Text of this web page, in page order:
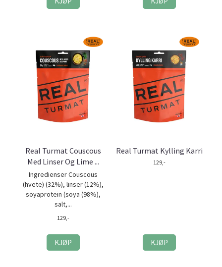
Real Turmat Couscous
Med Linser Og Lime ...
Ingredienser Couscous
(hvete) (32%), linser (12%),
soyaprotein (soya (98%),
salt,...
129,-
KJØP
Real Turmat Kylling Karri
129,-
KJØP